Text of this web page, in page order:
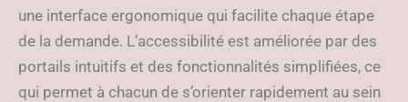
une interface ergonomique qui facilite chaque étape
de la demande. L’accessibilité est améliorée par des
portails intuitifs et des fonctionnalités simplifiées, ce
qui permet à chacun de s’orienter rapidement au sein